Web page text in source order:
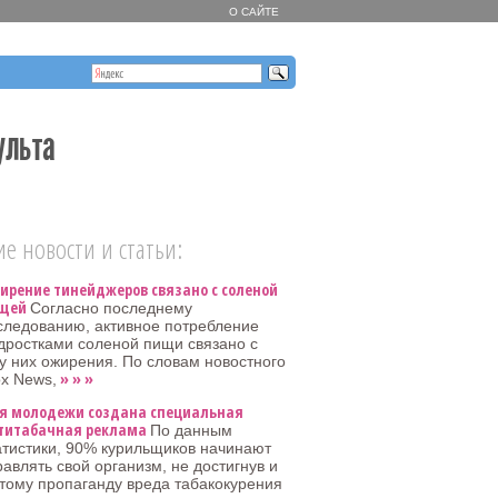
О САЙТЕ
новости и статьи:
тинейджеров связано с соленой
Согласно последнему
активное потребление
соленой пищи связано с
них ожирения. По словам новостного
News, » » »
молодежи создана специальная
реклама По данным
90% курильщиков начинают
свой организм, не достигнув и
пропаганду вреда табакокурения